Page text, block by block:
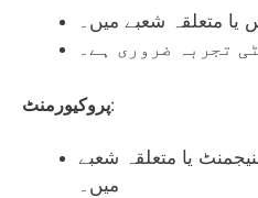
یا متعلقہ شعبے میں۔
تجربہ ضروری ہے۔
پروکیورمنٹ:
یا متعلقہ شعبے
میں۔